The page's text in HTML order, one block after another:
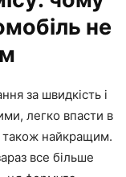
не
за швидкість і
легко впасти в
також найкращим.
все більше